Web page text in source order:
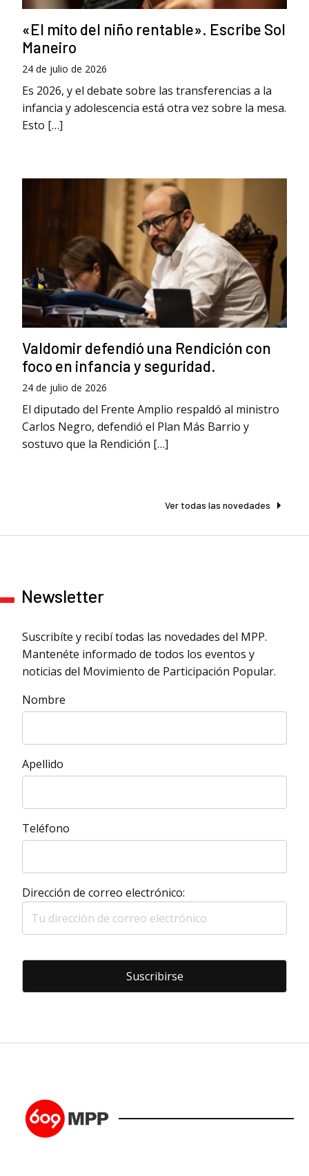
«El mito del niño rentable». Escribe Sol
Maneiro
24 de julio de 2026
Es 2026, y el debate sobre las transferencias a la
infancia y adolescencia está otra vez sobre la mesa.
Esto […]
Valdomir defendió una Rendición con
foco en infancia y seguridad.
24 de julio de 2026
El diputado del Frente Amplio respaldó al ministro
Carlos Negro, defendió el Plan Más Barrio y
sostuvo que la Rendición […]
Ver todas las novedades
Newsletter
Suscribíte y recibí todas las novedades del MPP.
Mantenéte informado de todos los eventos y
noticias del Movimiento de Participación Popular.
Nombre
Apellido
Teléfono
Dirección de correo electrónico: